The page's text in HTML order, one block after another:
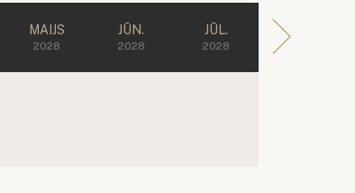
MAIJS
2028
JŪN.
2028
JŪL.
2028